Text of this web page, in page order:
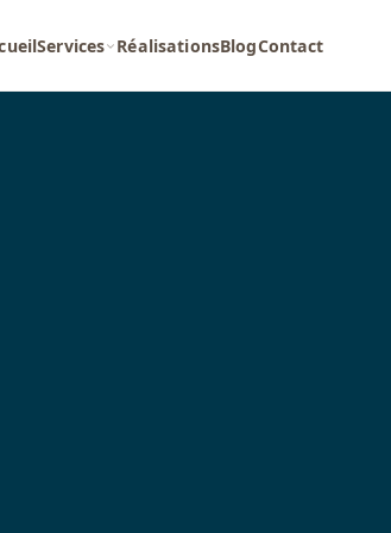
Services RéalisationsBlogContact